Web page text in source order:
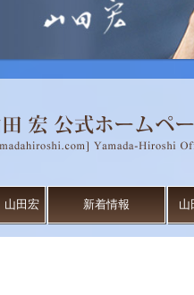
山田宏 新着情報 山